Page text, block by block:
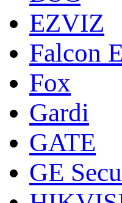
EZVIZ
Falcon
Fox
Gardi
GATE
GE